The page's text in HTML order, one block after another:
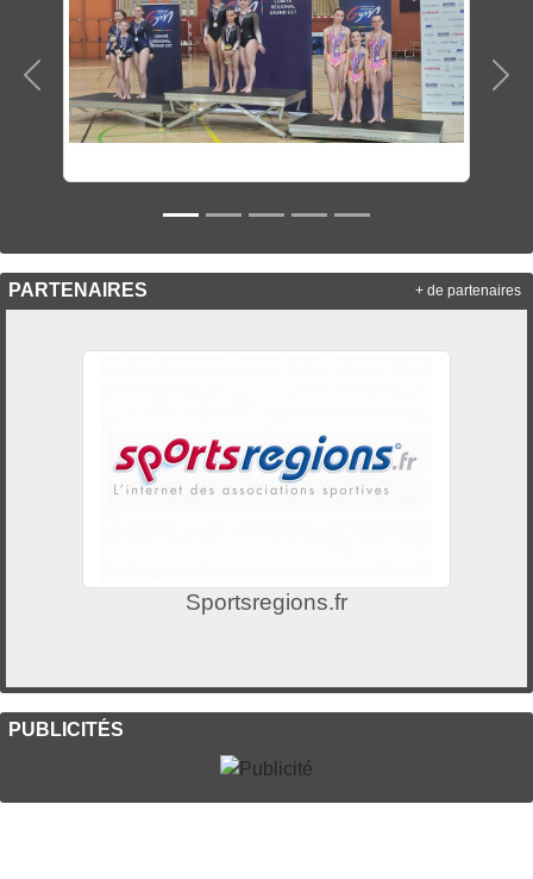
Précedent
PARTENAIRES
Sportsregions.fr
+ de partenaires
PUBLICITÉS